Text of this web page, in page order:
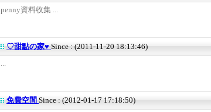
penny資料收集 ...
♡甜點の家♥ Since : (2011-11-20 18:13:46)
...
免費空間 Since : (2012-01-17 17:18:50)